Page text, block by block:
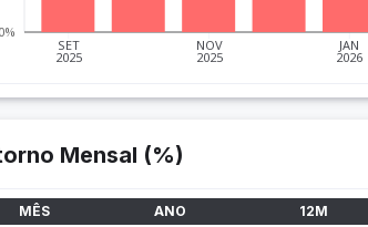
SET
2025
NOV
2025
JAN
2026
0%
Mensal (%)
MÊS ANO 12M